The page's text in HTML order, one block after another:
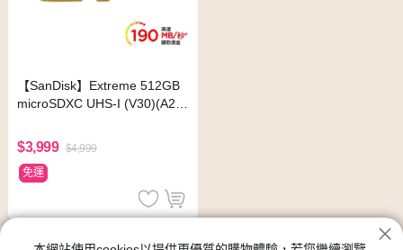
【SanDisk】Extreme 512GB
microSDXC UHS-I (V30)(A2)
$3,999 $4,999
免運